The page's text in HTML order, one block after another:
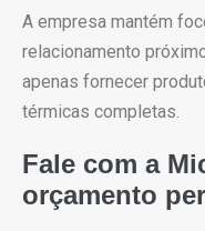
A empresa mantém
relacionamento
apenas fornecer
térmicas completas.
Fale com a
orçamento